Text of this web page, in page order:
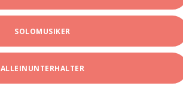
SOLOMUSIKER
ALLEINUNTERHALTER